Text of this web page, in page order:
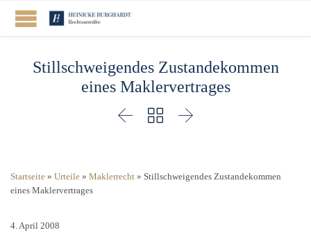
Stillschweigendes Zustandekommen
eines Maklervertrages
  
Startseite » Urteile » Maklerrecht » Stillschweigendes Zustandekommen
eines Maklervertrages
4. April 2008